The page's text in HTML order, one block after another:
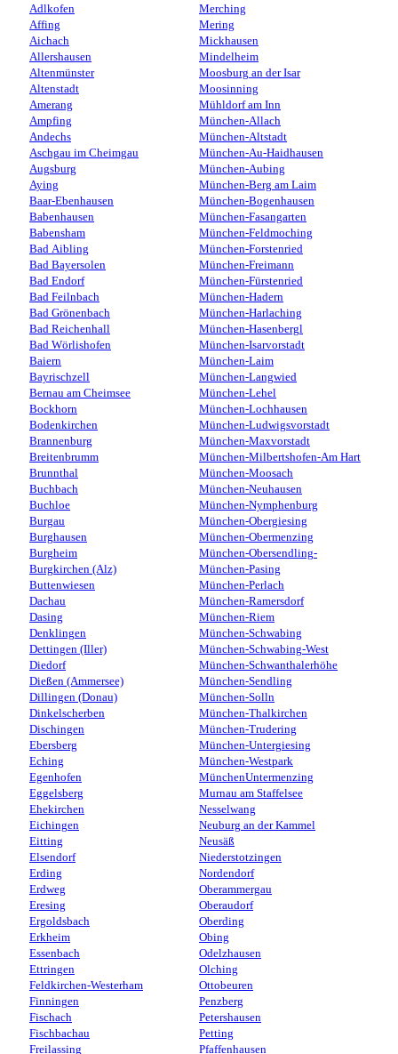
Adlkofen
Affing
Aichach
Allershausen
Altenmünster
Altenstadt
Amerang
Ampfing
Andechs
Aschgau im Cheimgau
Augsburg
Aying
Baar-Ebenhausen
Babenhausen
Babensham
Bad Aibling
Bad Bayersolen
Bad Endorf
Bad Feilnbach
Bad Grönenbach
Bad Reichenhall
Bad Wörlishofen
Baiern
Bayrischzell
Bernau am Cheimsee
Bockhorn
Bodenkirchen
Brannenburg
Breitenbrumm
Brunnthal
Buchbach
Buchloe
Burgau
Burghausen
Burgheim
Burgkirchen (Alz)
Buttenwiesen
Dachau
Dasing
Denklingen
Dettingen (Iller)
Diedorf
Dießen (Ammersee)
Dillingen (Donau)
Dinkelscherben
Dischingen
Ebersberg
Eching
Egenhofen
Eggelsberg
Ehekirchen
Eichingen
Eitting
Elsendorf
Erding
Erdweg
Eresing
Ergoldsbach
Erkheim
Essenbach
Ettringen
Feldkirchen-Westerham
Finningen
Fischach
Fischbachau
Freilassing
Merching
Mering
Mickhausen
Mindelheim
Moosburg an der Isar
Moosinning
Mühldorf am Inn
München-Allach
München-Altstadt
München-Au-Haidhausen
München-Aubing
München-Berg am Laim
München-Bogenhausen
München-Fasangarten
München-Feldmoching
München-Forstenried
München-Freimann
München-Fürstenried
München-Hadern
München-Harlaching
München-Hasenbergl
München-Isarvorstadt
München-Laim
München-Langwied
München-Lehel
München-Lochhausen
München-Ludwigsvorstadt
München-Maxvorstadt
München-Milbertshofen-Am Hart
München-Moosach
München-Neuhausen
München-Nymphenburg
München-Obergiesing
München-Obermenzing
München-Obersendling-
München-Pasing
München-Perlach
München-Ramersdorf
München-Riem
München-Schwabing
München-Schwabing-West
München-Schwanthalerhöhe
München-Sendling
München-Solln
München-Thalkirchen
München-Trudering
München-Untergiesing
München-Westpark
MünchenUntermenzing
Murnau am Staffelsee
Nesselwang
Neuburg an der Kammel
Neusäß
Niederstotzingen
Nordendorf
Oberammergau
Oberaudorf
Oberding
Obing
Odelzhausen
Olching
Ottobeuren
Penzberg
Petershausen
Petting
Pfaffenhausen